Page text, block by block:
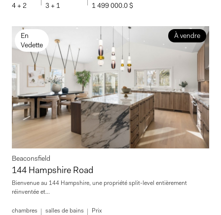
4 + 2 3 + 1 1 499 000.0 $
À vendre
En
Vedette
Beaconsfield
144 Hampshire Road
Bienvenue au 144 Hampshire, une propriété split-level entièrement
réinventée et...
chambres salles de bains Prix